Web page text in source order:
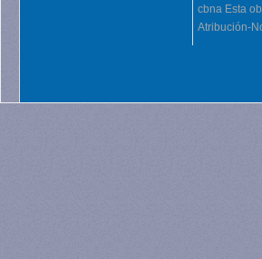
cbna Esta
Atribución-